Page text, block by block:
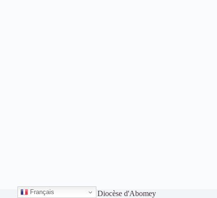
Copyright © 2026 - Diocèse d'Abomey
Français